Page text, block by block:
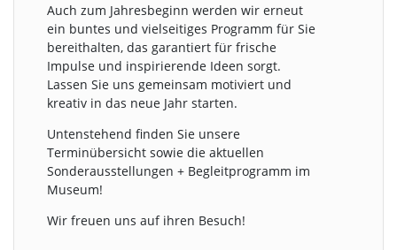
Auch zum Jahresbeginn werden wir erneut
ein buntes und vielseitiges Programm für Sie
bereithalten, das garantiert für frische
Impulse und inspirierende Ideen sorgt.
Lassen Sie uns gemeinsam motiviert und
kreativ in das neue Jahr starten.
Untenstehend finden Sie unsere
Terminübersicht sowie die aktuellen
Sonderausstellungen + Begleitprogramm im
Museum!
Wir freuen uns auf ihren Besuch!